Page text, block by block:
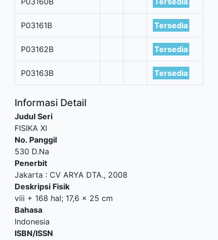
P03161B Tersedia
P03162B Tersedia
P03163B Tersedia
Informasi Detail
Judul Seri
FISIKA XI
No. Panggil
530 D.Na
Penerbit
Jakarta : CV ARYA DTA., 2008
Deskripsi Fisik
viii + 168 hal; 17,6 x 25 cm
Bahasa
Indonesia
ISBN/ISSN